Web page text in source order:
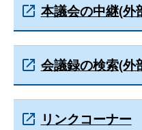
本議会の中継(外
会議録の検索(外
リンクコーナー